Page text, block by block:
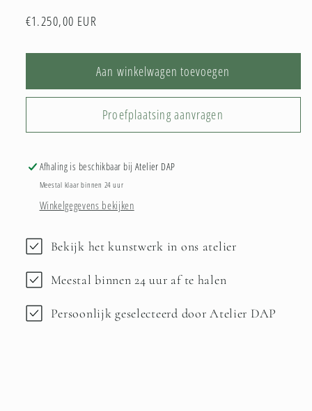
Normale
€1.250,00 EUR
Aan winkelwagen toevoegen
Proefplaatsing aanvragen
Afhaling is beschikbaar bij Atelier DAP
Meestal klaar binnen 24 uur
Winkelgegevens bekijken
Bekijk het kunstwerk in ons atelier
Meestal binnen 24 uur af te halen
Persoonlijk geselecteerd door Atelier DAP